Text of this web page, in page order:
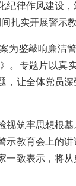
律作风建设，
扎实开展警
鉴敲响廉洁警
。专题片以真
，让全体党员
筑牢思想根基
示教育会上的
一致表示，将